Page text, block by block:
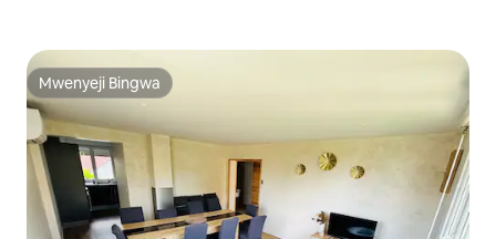
Mwenyeji Bingwa
Mwenyeji Bingwa